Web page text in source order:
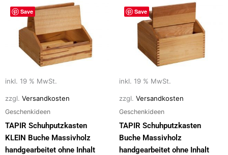
o
k
n
Save
inkl. 19 % MwSt.
zzgl. Versandkosten
Geschenkideen
TAPIR Schuhputzkasten
KLEIN Buche Massivholz
handgearbeitet ohne Inhalt
Save
inkl. 19 % MwSt.
zzgl. Versandkosten
Geschenkideen
TAPIR Schuhputzkasten
Buche Massivholz
handgearbeitet ohne Inhalt